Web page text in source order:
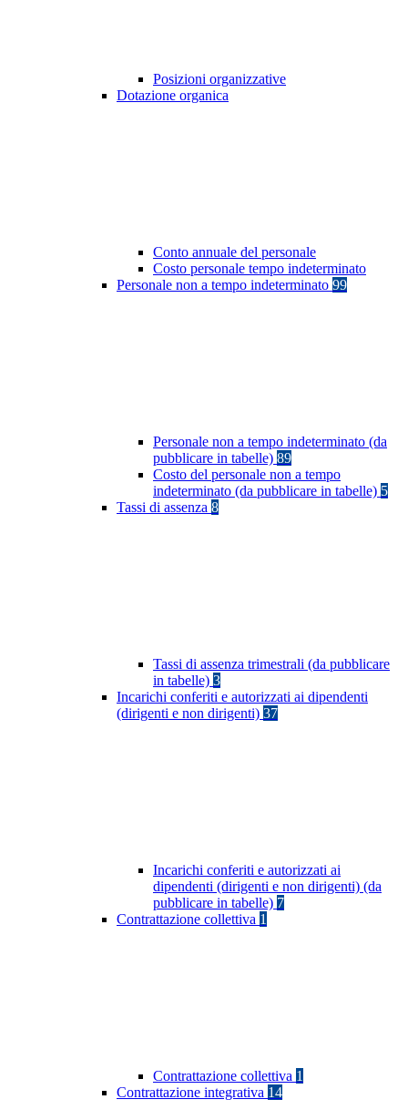
Posizioni organizzative
Dotazione organica
Conto annuale del personale
Costo personale tempo indeterminato
Personale non a tempo indeterminato 99
Personale non a tempo indeterminato (da
pubblicare in tabelle) 89
Costo del personale non a tempo
indeterminato (da pubblicare in tabelle) 5
Tassi di assenza 8
Tassi di assenza trimestrali (da pubblicare
in tabelle) 3
Incarichi conferiti e autorizzati ai dipendenti
(dirigenti e non dirigenti) 37
Incarichi conferiti e autorizzati ai
dipendenti (dirigenti e non dirigenti) (da
pubblicare in tabelle) 7
Contrattazione collettiva 1
Contrattazione collettiva 1
Contrattazione integrativa 14